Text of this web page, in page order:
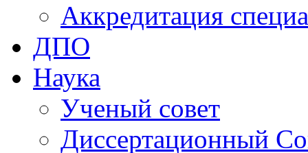
Аккредитация
ДПО
Наука
Ученый совет
Диссертационный